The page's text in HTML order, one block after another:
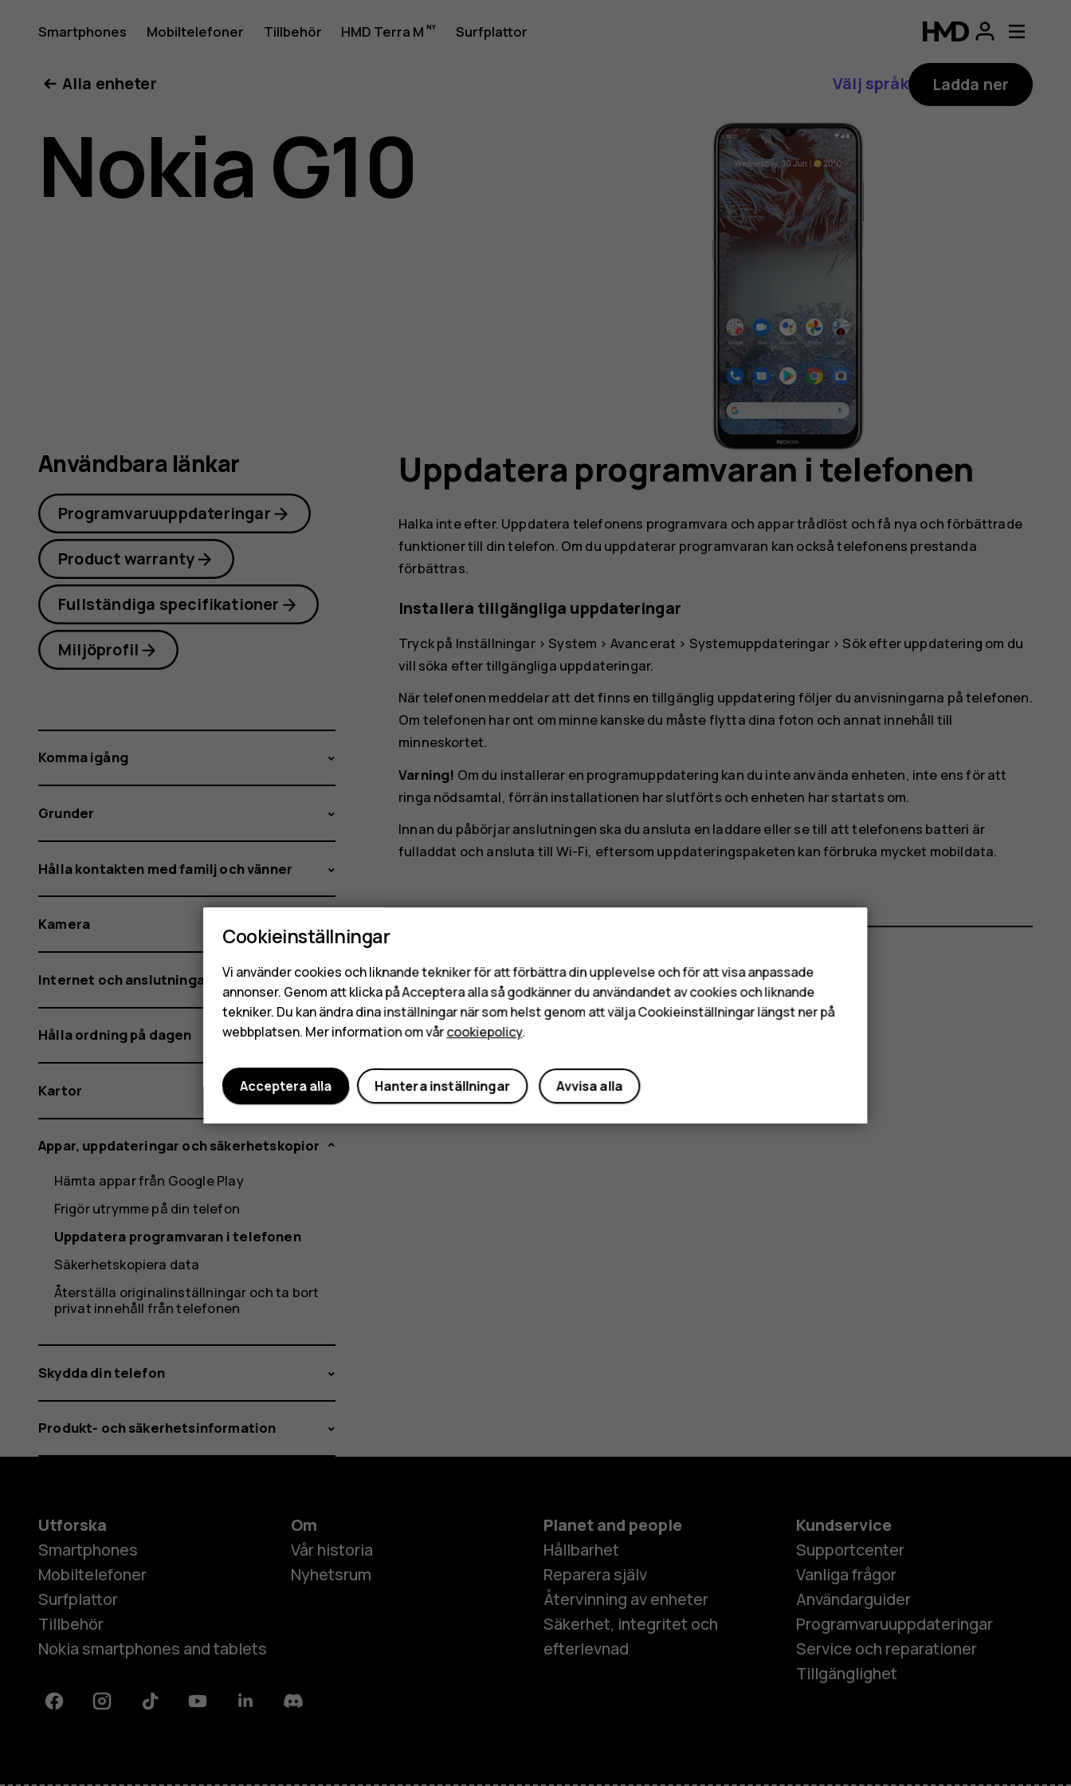
Användarhandbok
för
Nokia
Smartphones Mobiltelefoner Tillbehör HMD Terra M Surfplattor
Alla enheter
Välj språk Ladda ner
Nokia G10
Uppdatera programvaran i telefonen
Halka inte efter. Uppdatera telefonens programvara och appar trådlöst och få nya och förbättrade
funktioner till din telefon. Om du uppdaterar programvaran kan också telefonens prestanda
förbättras.
Installera tillgängliga uppdateringar
Tryck på Inställningar> System > Avancerat > Systemuppdateringar> Sök efter uppdatering om du
vill söka efter tillgängliga uppdateringar.
När telefonen meddelar att det finns en tillgänglig uppdatering följer du anvisningarna på telefonen.
Om telefonen har ont om minne kanske du måste flytta dina foton och annat innehåll till
minneskortet.
Varning! Om du installerar en programuppdatering kan du inte använda enheten, inte ens för att
ringa nödsamtal, förrän installationen har slutförts och enheten har startats om.
Innan du påbörjar anslutningen ska du ansluta en laddare eller se till att telefonens batteri är
fulladdat och ansluta till Wi-Fi, eftersom uppdateringspaketen kan förbruka mycket mobildata.
Var detta till hjälp?
Ja Nej
Användbara länkar
Programvaruuppdateringar
Product warranty
Fullständiga specifikationer
Miljöprofil
Komma igång
Grunder
Hålla kontakten med familj och vänner
Kamera
Internet och anslutningar
Hålla ordning på dagen
Kartor
Appar, uppdateringar och säkerhetskopior
Hämta appar från Google Play
Frigör utrymme på din telefon
Uppdatera programvaran i telefonen
Säkerhetskopiera data
Återställa originalinställningar och ta bort
privat innehåll från telefonen
Skydda din telefon
Produkt- och säkerhetsinformation
Utforska
Smartphones
Mobiltelefoner
Surfplattor
Tillbehör
Nokia smartphones and tablets
Om
Vår historia
Nyhetsrum
Planet and people
Hållbarhet
Reparera själv
Återvinning av enheter
Säkerhet, integritet och
efterlevnad
Kundservice
Supportcenter
Vanliga frågor
Användarguider
Programvaruuppdateringar
Service och reparationer
Tillgänglighet
FacebookInstagramTiktok YoutubeLinkedinDiscord
Cookieinställningar
Vi använder cookies och liknande tekniker för att förbättra din upplevelse och för att visa anpassade
annonser. Genom att klicka på Acceptera alla så godkänner du användandet av cookies och liknande
tekniker. Du kan ändra dina inställningar när som helst genom att välja Cookieinställningar längst ner på
webbplatsen. Mer information om vårcookiepolicy.
Avvisa alla
Hantera inställningar
Acceptera alla